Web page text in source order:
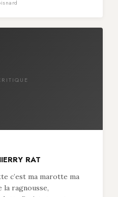
RAT
c’est ma marotte ma
la ragnousse,